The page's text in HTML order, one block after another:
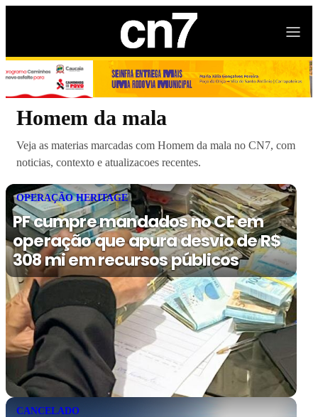
Homem da mala
Veja as materias marcadas com Homem da mala no CN7, com
noticias, contexto e atualizacoes recentes.
OPERAÇÃO HERITAGE
PF cumpre mandados no CE em
operação que apura desvio de R$
308 mi em recursos públicos
CANCELADO